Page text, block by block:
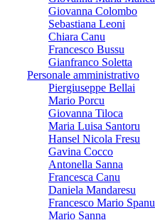
Giovanna Colombo
Sebastiana Leoni
Chiara Canu
Francesco Bussu
Gianfranco Soletta
Personale amministrativo
Piergiuseppe Bellai
Mario Porcu
Giovanna Tiloca
Maria Luisa Santoru
Hansel Nicola Fresu
Gavina Cocco
Antonella Sanna
Francesca Canu
Daniela Mandaresu
Francesco Mario Spanu
Mario Sanna